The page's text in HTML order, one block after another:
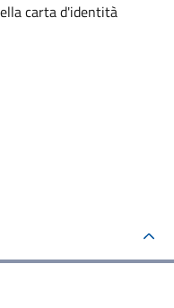
carta d'identità